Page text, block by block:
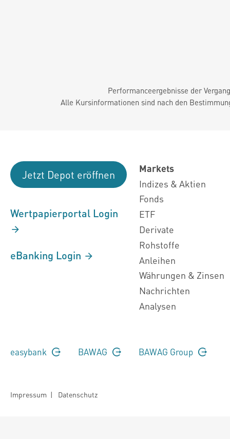
Performanceergebnisse der
Alle Kursinformationen sind nach den
Jetzt Depot eröffnen
Wertpapierportal Login
eBanking Login
Markets
Indizes & Aktien
Fonds
ETF
Derivate
Rohstoffe
Anleihen
Währungen & Zinsen
Nachrichten
Analysen
easybank BAWAG BAWAG Group
Impressum | Datenschutz